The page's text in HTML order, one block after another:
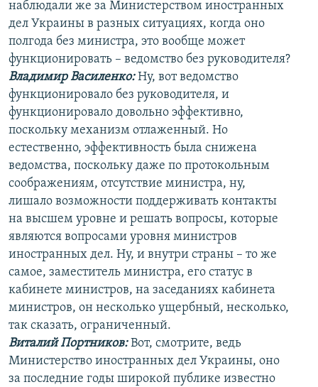
наблюдали же за Министерством иностранных
дел Украины в разных ситуациях, когда оно
полгода без министра, это вообще может
функционировать – ведомство без руководителя?
Владимир Василенко:Ну, вот ведомство
функционировало без руководителя, и
функционировало довольно эффективно,
поскольку механизм отлаженный. Но
естественно, эффективность была снижена
ведомства, поскольку даже по протокольным
соображениям, отсутствие министра, ну,
лишало возможности поддерживать контакты
на высшем уровне и решать вопросы, которые
являются вопросами уровня министров
иностранных дел. Ну, и внутри страны – то же
самое, заместитель министра, его статус в
кабинете министров, на заседаниях кабинета
министров, он несколько ущербный, несколько,
так сказать, ограниченный.
Виталий Портников:Вот, смотрите, ведь
Министерство иностранных дел Украины, оно
за последние годы широкой публике известно